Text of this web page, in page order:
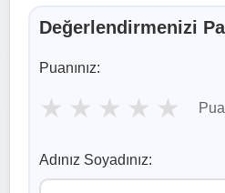
Değerlendirmenizi
Puanınız:
★ ★ ★ ★ ★
Adınız Soyadınız: